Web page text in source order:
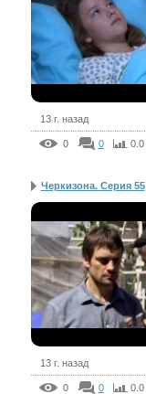
13 г. назад
0 0 0.0
Черкизона. Серия 55
13 г. назад
0 0 0.0